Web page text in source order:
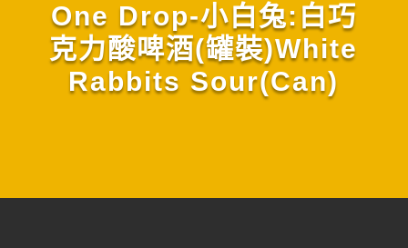
One Drop-小白兔:白巧
克力酸啤酒(罐裝)White
Rabbits Sour(Can)